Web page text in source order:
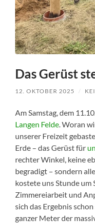
Das Gerüst
12. OKTOBER 2025 /
Am Samstag, dem
Langen Felde . Woran
unserer Freizeit
Erde – das Gerüst für
rechter Winkel, keine
begradigt – sondern
kostete uns Stunde um
Zimmereiarbeit und
sich das Ergebnis
ganzer Meter der